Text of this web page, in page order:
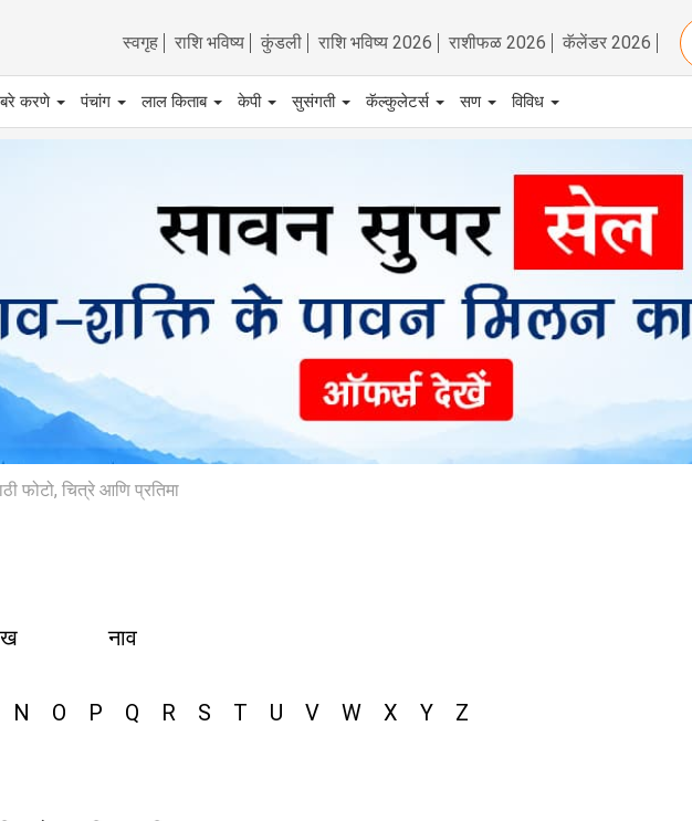
स्वगृह राशि भविष्य कुंडली राशि भविष्य 2026 राशीफळ 2026 कॅलेंडर 2026
बरे करणे पंचांग लाल किताब केपी सुसंगती कॅल्कुलेटर्स सण विविध
फोटो, चित्रे आणि प्रतिमा
नाव
N O P Q R S T U V W X Y Z